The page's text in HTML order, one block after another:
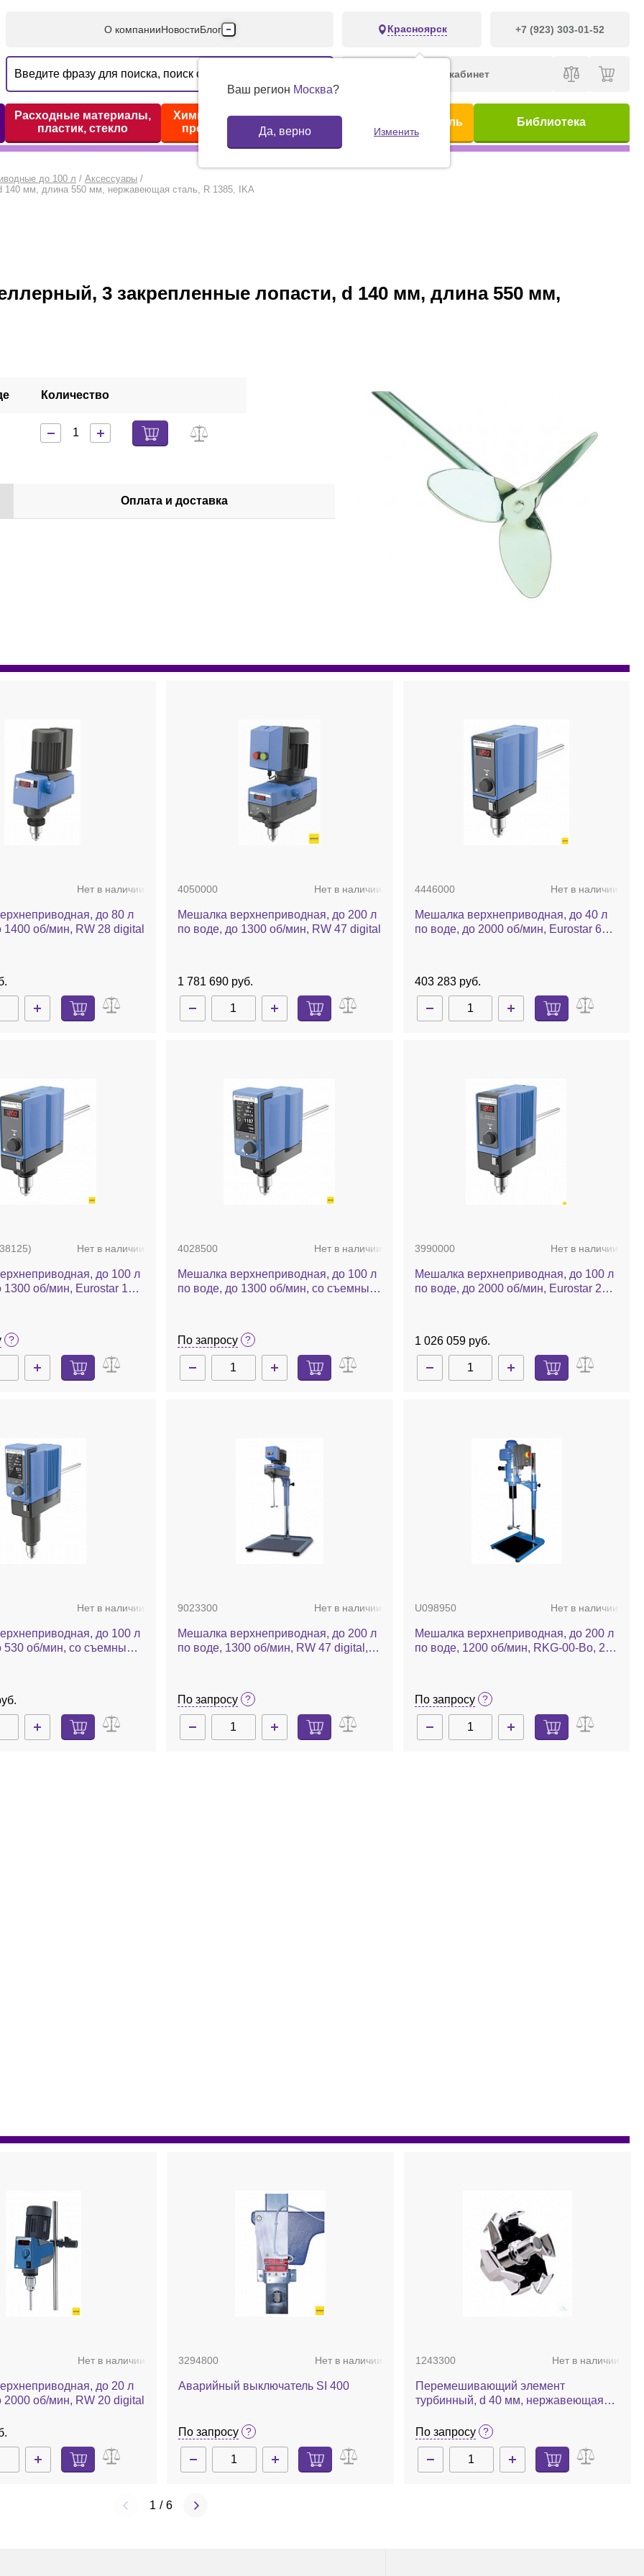
О компанииНовостиБлог
Производители
Партнеры
Контакты
Красноярск +7 (923) 303-01-52
Ваш регион Москва?
Да, верно Изменить
Личный кабинет
Расходные материалы,
пластик, стекло
Химические реактивы,
препараты, наборы
Предметный указатель Библиотека
до 100 л / Аксессуары /
140 мм, длина 550 мм, нержавеющая сталь, R 1385, IKA
3 закрепленные лопасти, d 140 мм, длина 550 мм,
Количество
Оплата и доставка
Нет в наличии
до 80 л
1400 об/мин, RW 28 digital
4050000 Нет в наличии
Мешалка верхнеприводная, до 200 л
по воде, до 1300 об/мин, RW 47 digital
1 781 690 руб.
4446000 Нет в наличии
Мешалка верхнеприводная, до 40 л
по воде, до 2000 об/мин, Eurostar 60
403 283 руб.
Нет в наличии
до 100 л
мин, Eurostar 100
4028500 Нет в наличии
Мешалка верхнеприводная, до 100 л
по воде, до 1300 об/мин, со съемным
По запросу
3990000 Нет в наличии
Мешалка верхнеприводная, до 100 л
по воде, до 2000 об/мин, Eurostar 200
1 026 059 руб.
Нет в наличии
до 100 л
530 об/мин, со съемным
9023300 Нет в наличии
Мешалка верхнеприводная, до 200 л
по воде, 1300 об/мин, RW 47 digital,
По запросу
U098950 Нет в наличии
Мешалка верхнеприводная, до 200 л
по воде, 1200 об/мин, RKG-00-Bo, 250
По запросу
Нет в наличии
до 20 л
2000 об/мин, RW 20 digital
3294800 Нет в наличии
Аварийный выключатель SI 400
По запросу
1243300 Нет в наличии
Перемешивающий элемент
турбинный, d 40 мм, нержавеющая
По запросу
1 / 6